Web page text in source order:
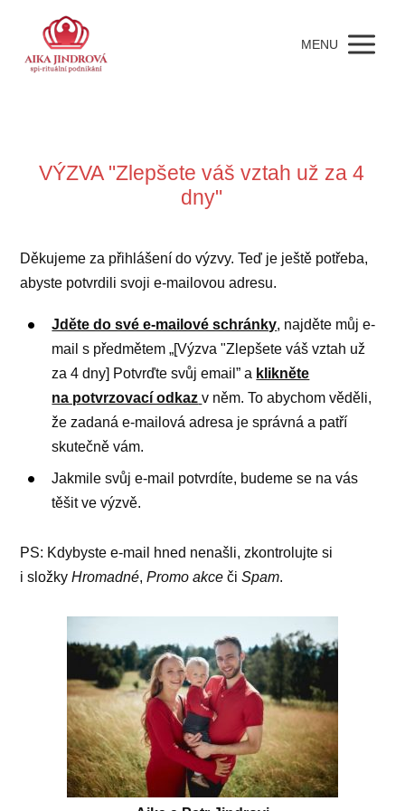
MENU
VÝZVA "Zlepšete váš vztah už za 4
dny"
Děkujeme za přihlášení do výzvy. Teď je ještě potřeba,
abyste potvrdili svoji e-mailovou adresu.
Jděte do své e-mailové schránky, najděte můj e-
mail s předmětem „[Výzva "Zlepšete váš vztah už
za 4 dny] Potvrďte svůj email” a klikněte
na potvrzovací odkaz v něm. To abychom věděli,
že zadaná e-mailová adresa je správná a patří
skutečně vám.
Jakmile svůj e-mail potvrdíte, budeme se na vás
těšit ve výzvě.
PS: Kdybyste e-mail hned nenašli, zkontrolujte si
i složkyHromadné,Promo akce čiSpam.